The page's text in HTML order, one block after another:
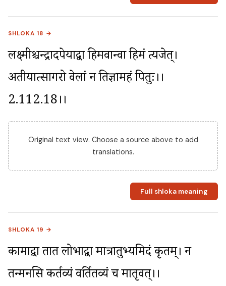
SHLOKA 18 →
लक्ष्मीश्चन्द्रादपेयाद्वा हिमवान्वा हिमं त्यजेत्।
अतीयात्सागरो वेलां न प्रतिज्ञामहं पितुः।।
2.112.18।।
Original text view. Choose a source above to add
translations.
Full shloka meaning
SHLOKA 19 →
कामाद्वा तात लोभाद्वा मात्रातुभ्यमिदं कृतम्। न
तन्मनसि कर्तव्यं वर्तितव्यं च मातृवत्।।